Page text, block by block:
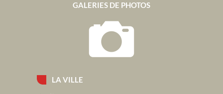
LA VILLE
GALERIES DE PHOTOS